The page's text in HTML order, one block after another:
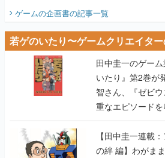
ビュー】
ゲームの企画書の記事一覧
若ゲのいたり〜ゲームクリエイタ
田中圭一のゲー
いたり』第2巻が
智さん、『ゼビ
重なエピソード
【田中圭一連載：
の絆 編】わがま